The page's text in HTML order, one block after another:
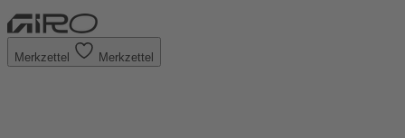
Merkzettel Merkzettel